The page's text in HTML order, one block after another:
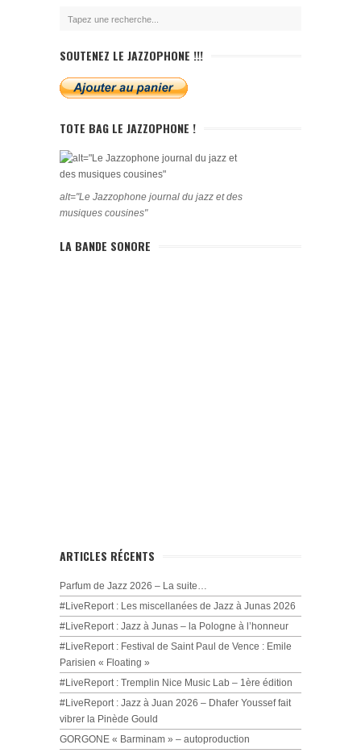
SOUTENEZ LE JAZZOPHONE !!!
TOTE BAG LE JAZZOPHONE !
alt="Le Jazzophone journal du jazz et des
musiques cousines"
LA BANDE SONORE
ARTICLES RÉCENTS
Parfum de Jazz 2026 – La suite…
#LiveReport : Les miscellanées de Jazz à Junas 2026
#LiveReport : Jazz à Junas – la Pologne à l’honneur
#LiveReport : Festival de Saint Paul de Vence : Emile
Parisien « Floating »
#LiveReport : Tremplin Nice Music Lab – 1ère édition
#LiveReport : Jazz à Juan 2026 – Dhafer Youssef fait
vibrer la Pinède Gould
GORGONE « Barminam » – autoproduction